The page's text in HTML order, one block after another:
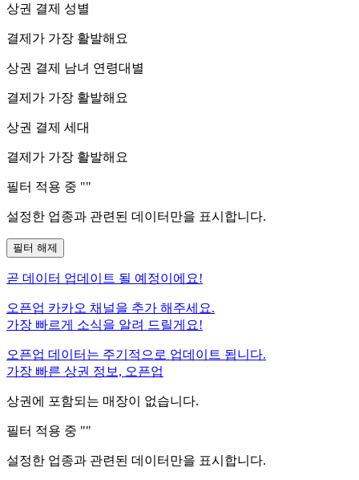
상권 결제 성별
결제가 가장 활발해요
상권 결제 남녀 연령대별
결제가 가장 활발해요
상권 결제 세대
결제가 가장 활발해요
필터 적용 중 ""
설정한 업종과 관련된 데이터만을 표시합니다.
필터 해제
곧 데이터 업데이트 될 예정이에요!
오픈업 카카오 채널을 추가 해주세요.
가장 빠르게 소식을 알려 드릴게요!
오픈업 데이터는 주기적으로 업데이트 됩니다.
가장 빠른 상권 정보, 오픈업
상권에 포함되는 매장이 없습니다.
필터 적용 중 ""
설정한 업종과 관련된 데이터만을 표시합니다.